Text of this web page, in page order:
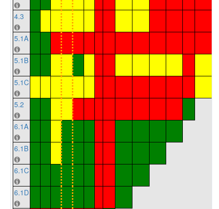
4.3
5.1A
5.1B
5.1C
5.2
6.1A
6.1B
6.1C
6.1D